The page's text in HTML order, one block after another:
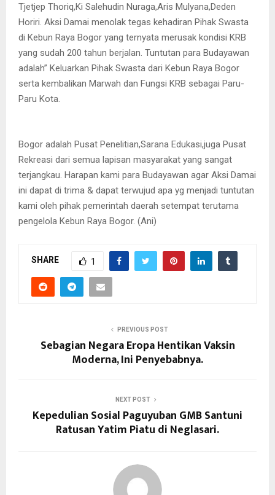
Tjetjep Thoriq,Ki Salehudin Nuraga,Aris Mulyana,Deden
Horiri. Aksi Damai menolak tegas kehadiran Pihak Swasta
di Kebun Raya Bogor yang ternyata merusak kondisi KRB
yang sudah 200 tahun berjalan. Tuntutan para Budayawan
adalah” Keluarkan Pihak Swasta dari Kebun Raya Bogor
serta kembalikan Marwah dan Fungsi KRB sebagai Paru-
Paru Kota.
Bogor adalah Pusat Penelitian,Sarana Edukasi,juga Pusat
Rekreasi dari semua lapisan masyarakat yang sangat
terjangkau. Harapan kami para Budayawan agar Aksi Damai
ini dapat di trima & dapat terwujud apa yg menjadi tuntutan
kami oleh pihak pemerintah daerah setempat terutama
pengelola Kebun Raya Bogor. (Ani)
SHARE 1
PREVIOUS POST
Sebagian Negara Eropa Hentikan Vaksin
Moderna, Ini Penyebabnya.
NEXT POST
Kepedulian Sosial Paguyuban GMB Santuni
Ratusan Yatim Piatu di Neglasari.